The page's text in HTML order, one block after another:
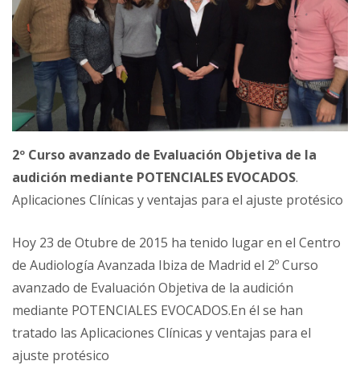
2º Curso avanzado de Evaluación Objetiva de la
audición mediante POTENCIALES EVOCADOS.
Aplicaciones Clínicas y ventajas para el ajuste protésico
Hoy 23 de Otubre de 2015 ha tenido lugar en el Centro
de Audiología Avanzada Ibiza de Madrid el 2º Curso
avanzado de Evaluación Objetiva de la audición
mediante POTENCIALES EVOCADOS.En él se han
tratado las Aplicaciones Clínicas y ventajas para el
ajuste protésico